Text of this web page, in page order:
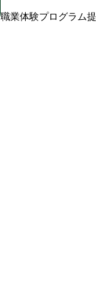
職業体験プログラム